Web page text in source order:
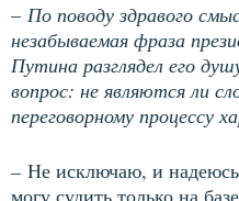
– По поводу здравого
незабываемая фраза
Путина разглядел его
вопрос: не являются ли
переговорному процессу
– Не исключаю, и